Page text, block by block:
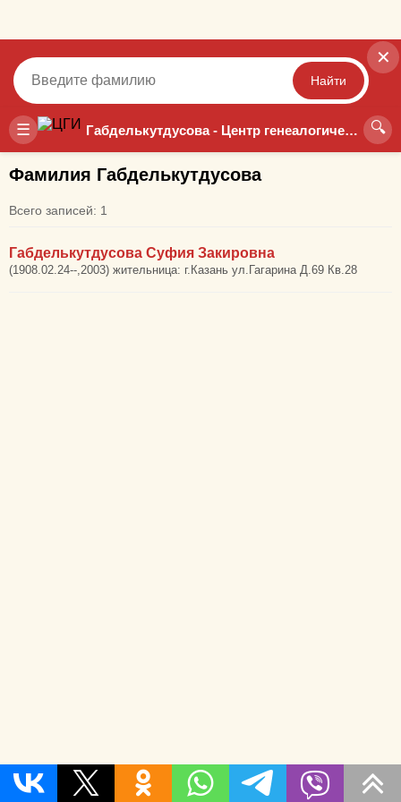
☰ Габделькутдусова - Центр генеалогических исследований 🔍
✕
Найти
Точный Неточный
Фамилия Габделькутдусова
Всего записей: 1
Габделькутдусова Суфия Закировна
(1908.02.24--,2003) жительница: г.Казань ул.Гагарина Д.69 Кв.28